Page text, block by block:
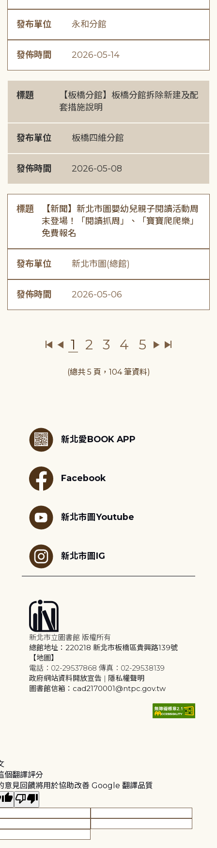
發布單位 永和分館
發佈時間 2026-05-14
標題
【板橋分館】板橋分館拆除新建及配
套措施說明
發布單位 板橋四維分館
發佈時間 2026-05-08
標題
【新聞】新北市圖嬰幼兒親子閱讀活動周
末登場！「閱讀抓周」、「寶寶爬爬樂」
免費報名
發布單位 新北市圖(總館)
發佈時間 2026-05-06
1 2 3 4 5
(總共 5 頁，104 筆資料)
新北愛BOOK APP
Facebook
新北市圖Youtube
新北市圖IG
新北市立圖書館 版權所有
總館地址：220218 新北市板橋區貴興路139號
【地圖】
電話：02-29537868 傳真：02-29538139
政府網站資料開放宣告 | 隱私權聲明
圖書館信箱：cad2170001@ntpc.gov.tw
個翻譯評分
意見回饋將用於協助改善 Google 翻譯品質